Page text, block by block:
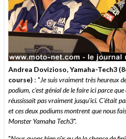
Andrea Dovizioso, Yamaha-Tech3
course) : "Je suis vraiment très heureux
podium, c'est génial de le faire ici parce
réussissait pas vraiment jusqu'ici. C'était
et ces deux podiums montrent que nous
Monster Yamaha Tech3".